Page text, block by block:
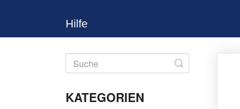
Hilfe
Toggle
Search
KATEGORIEN